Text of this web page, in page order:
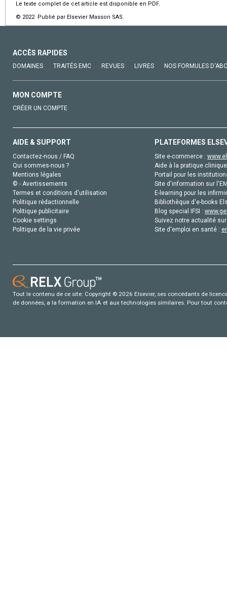
Le texte complet de cet article est disponible en PDF.
© 2022 Publié par Elsevier Masson SAS.
ACCÈS RAPIDES
DOMAINES TRAITÉS EMC REVUES LIVRES NOS FORMULES
MON COMPTE
CRÉER UN COMPTE
AIDE & SUPPORT
Contactez-nous / FAQ
Qui sommes-nous ?
Mentions légales
© - Avertissements
Termes et conditions d'utilisation
Politique rédactionnelle
Politique publicitaire
Cookie settings
Politique de la vie privée
PLATEFORMES
Site e-commerce :
Aide à la pratique
Portail pour les
Site d'information sur
E-learning pour les
Bibliothèque d'e-books
Blog special IFSI :
Suivez notre actualité
Site d'emploi en santé :
Tout le contenu de ce site: Copyright © 2026 Elsevier, ses concédants de
de données, a la formation en IA et aux technologies similaires. Pour tout